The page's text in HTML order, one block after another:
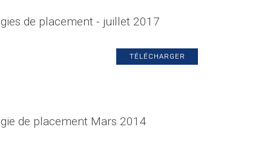
de placement - juillet 2017
TÉLÉCHARGER
de placement Mars 2014